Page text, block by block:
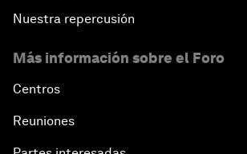
Nuestra repercusión
Más información sobre el Foro
Centros
Reuniones